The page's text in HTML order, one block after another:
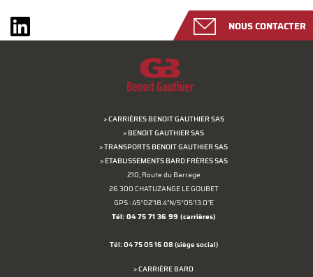
NOUS CONTACTER
> CARRIÈRES BENOIT GAUTHIER SAS
> BENOIT GAUTHIER SAS
> TRANSPORTS BENOIT GAUTHIER SAS
> ETABLISSEMENTS BARD FRÈRES SAS
210, Route du Barrage
26 300 CHATUZANGE LE GOUBET
GPS : 45°02'18.4"N/5°05'13.0"E
Tél: 04 75 71 36 99 (carrières)
Tél: 04 75 05 16 08 (siège social)
> CARRIÈRE BARD